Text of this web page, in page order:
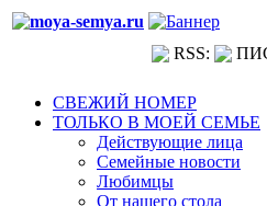
RSS:
СВЕЖИЙ НОМЕР
ТОЛЬКО В МОЕЙ СЕМЬЕ
Действующие лица
Семейные новости
Любимцы
От нашего стола